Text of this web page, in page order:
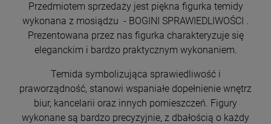
Przedmiotem sprzedaży jest piękna figurka temidy
wykonana z mosiądzu - BOGINI SPRAWIEDLIWOŚCI .
Prezentowana przez nas figurka charakteryzuje się
eleganckim i bardzo praktycznym wykonaniem.
Temida symbolizująca sprawiedliwość i
praworządność, stanowi wspaniałe dopełnienie wnętrz
biur, kancelarii oraz innych pomieszczeń. Figury
wykonane są bardzo precyzyjnie, z dbałością o każdy